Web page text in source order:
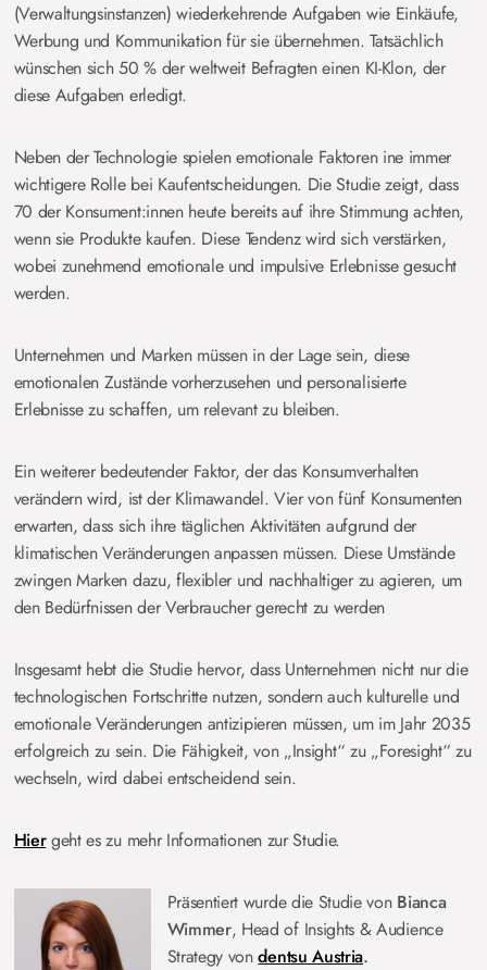
(Verwaltungsinstanzen) wiederkehrende Aufgaben wie Einkäufe,
Werbung und Kommunikation für sie übernehmen. Tatsächlich
wünschen sich 50 % der weltweit Befragten einen KI-Klon, der
diese Aufgaben erledigt​.
Neben der Technologie spielen emotionale Faktoren ine immer
wichtigere Rolle bei Kaufentscheidungen. Die Studie zeigt, dass
70 der Konsument:innen heute bereits auf ihre Stimmung achten,
wenn sie Produkte kaufen. Diese Tendenz wird sich verstärken,
wobei zunehmend emotionale und impulsive Erlebnisse gesucht
werden​.
Unternehmen und Marken müssen in der Lage sein, diese
emotionalen Zustände vorherzusehen und personalisierte
Erlebnisse zu schaffen, um relevant zu bleiben.
Ein weiterer bedeutender Faktor, der das Konsumverhalten
verändern wird, ist der Klimawandel. Vier von fünf Konsumenten
erwarten, dass sich ihre täglichen Aktivitäten aufgrund der
klimatischen Veränderungen anpassen müssen. Diese Umstände
zwingen Marken dazu, flexibler und nachhaltiger zu agieren, um
den Bedürfnissen der Verbraucher gerecht zu werden​
Insgesamt hebt die Studie hervor, dass Unternehmen nicht nur die
technologischen Fortschritte nutzen, sondern auch kulturelle und
emotionale Veränderungen antizipieren müssen, um im Jahr 2035
erfolgreich zu sein. Die Fähigkeit, von „Insight“ zu „Foresight“ zu
wechseln, wird dabei entscheidend sein.
Hiergeht es zu mehr Informationen zur Studie.
Präsentiert wurde die Studie von Bianca
Wimmer, Head of Insights & Audience
Strategy vondentsu Austria.